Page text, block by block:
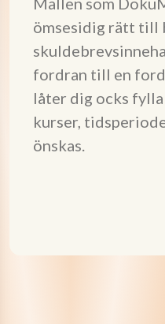
ömsesidig rätt till
fordran till en
låter dig ocks
kurser,
önskas.